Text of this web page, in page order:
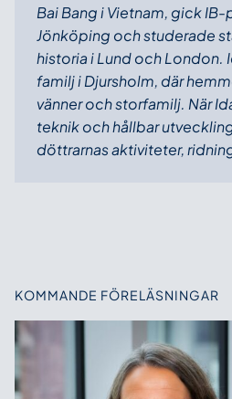
Bai Bang i Vietnam, gick
Jönköping och studerade
historia i Lund och London.
familj i Djursholm, där
vänner och storfamilj. När
teknik och hållbar
döttrarnas aktiviteter,
KOMMANDE FÖRELÄSNINGAR